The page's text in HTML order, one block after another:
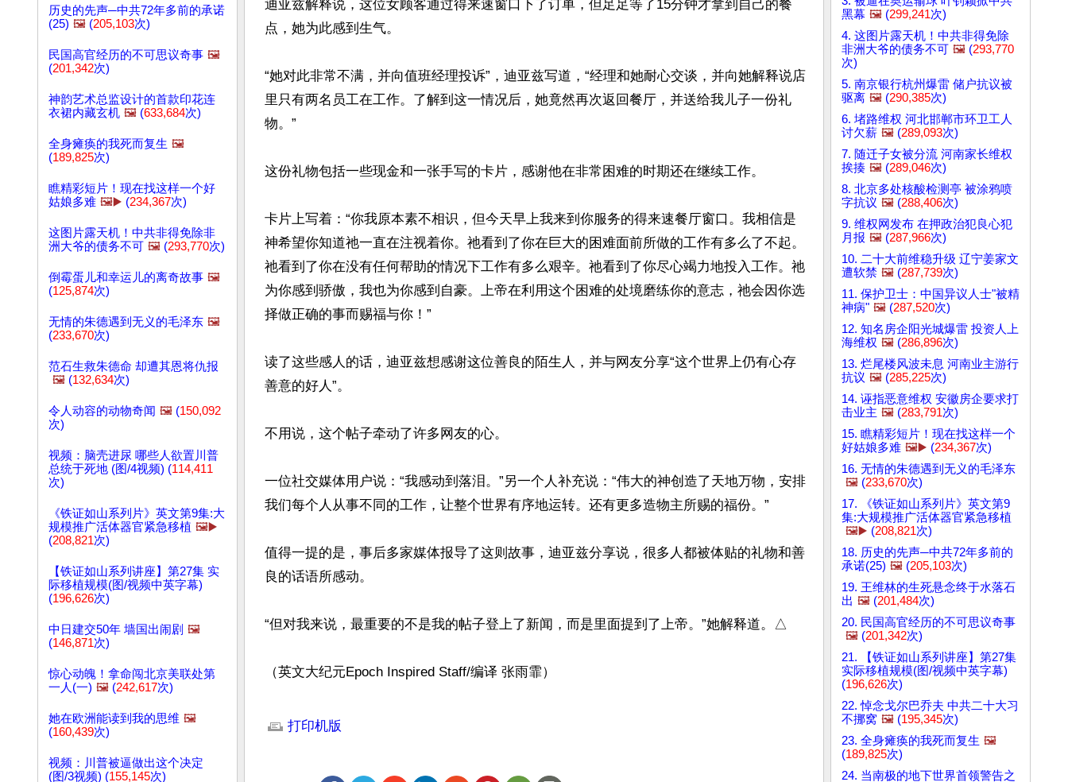
历史的先声─中共72年多前的承诺
(25) 🖼️ (205,103次)
民国高官经历的不可思议奇事 🖼️
(201,342次)
神韵艺术总监设计的首款印花连
衣裙内藏玄机 🖼️ (633,684次)
全身瘫痪的我死而复生 🖼️
(189,825次)
瞧精彩短片！现在找这样一个好
姑娘多难 🖼️▶️ (234,367次)
这图片露天机！中共非得免除非
洲大爷的债务不可 🖼️ (293,770次)
倒霉蛋儿和幸运儿的离奇故事 🖼️
(125,874次)
无情的朱德遇到无义的毛泽东 🖼️
(233,670次)
范石生救朱德命 却遭其恩将仇报
🖼️ (132,634次)
令人动容的动物奇闻 🖼️ (150,092
次)
视频：脑壳进尿 哪些人欲置川普
总统于死地 (图/4视频) (114,411
次)
《铁证如山系列片》英文第9集:大
规模推广活体器官紧急移植 🖼️▶️
(208,821次)
【铁证如山系列讲座】第27集 实
际移植规模(图/视频中英字幕)
(196,626次)
中日建交50年 墙国出闹剧 🖼️
(146,871次)
惊心动魄！拿命闯北京美联处第
一人(一) 🖼️ (242,617次)
她在欧洲能读到我的思维 🖼️
(160,439次)
视频：川普被逼做出这个决定
(图/3视频) (155,145次)
迪亚兹解释说，这位女顾客通过得来速窗口下了订单，但足足等了15分钟才拿到自己的餐
点，她为此感到生气。
“她对此非常不满，并向值班经理投诉”，迪亚兹写道，“经理和她耐心交谈，并向她解释说店
里只有两名员工在工作。了解到这一情况后，她竟然再次返回餐厅，并送给我儿子一份礼
物。”
这份礼物包括一些现金和一张手写的卡片，感谢他在非常困难的时期还在继续工作。
卡片上写着：“你我原本素不相识，但今天早上我来到你服务的得来速餐厅窗口。我相信是
神希望你知道祂一直在注视着你。祂看到了你在巨大的困难面前所做的工作有多么了不起。
祂看到了你在没有任何帮助的情况下工作有多么艰辛。祂看到了你尽心竭力地投入工作。祂
为你感到骄傲，我也为你感到自豪。上帝在利用这个困难的处境磨练你的意志，祂会因你选
择做正确的事而赐福与你！”
读了这些感人的话，迪亚兹想感谢这位善良的陌生人，并与网友分享“这个世界上仍有心存
善意的好人”。
不用说，这个帖子牵动了许多网友的心。
一位社交媒体用户说：“我感动到落泪。”另一个人补充说：“伟大的神创造了天地万物，安排
我们每个人从事不同的工作，让整个世界有序地运转。还有更多造物主所赐的福份。”
值得一提的是，事后多家媒体报导了这则故事，迪亚兹分享说，很多人都被体贴的礼物和善
良的话语所感动。
“但对我来说，最重要的不是我的帖子登上了新闻，而是里面提到了上帝。”她解释道。△
（英文大纪元Epoch Inspired Staff/编译 张雨霏）
打印机版
黑幕 🖼️ (299,241次)
4. 这图片露天机！中共非得免除
非洲大爷的债务不可 🖼️ (293,770
次)
5. 南京银行杭州爆雷 储户抗议被
驱离 🖼️ (290,385次)
6. 堵路维权 河北邯郸市环卫工人
讨欠薪 🖼️ (289,093次)
7. 随迁子女被分流 河南家长维权
挨揍 🖼️ (289,046次)
8. 北京多处核酸检测亭 被涂鸦喷
字抗议 🖼️ (288,406次)
9. 维权网发布 在押政治犯良心犯
月报 🖼️ (287,966次)
10. 二十大前维稳升级 辽宁姜家文
遭软禁 🖼️ (287,739次)
11. 保护卫士：中国异议人士"被精
神病" 🖼️ (287,520次)
12. 知名房企阳光城爆雷 投资人上
海维权 🖼️ (286,896次)
13. 烂尾楼风波未息 河南业主游行
抗议 🖼️ (285,225次)
14. 诬指恶意维权 安徽房企要求打
击业主 🖼️ (283,791次)
15. 瞧精彩短片！现在找这样一个
好姑娘多难 🖼️▶️ (234,367次)
16. 无情的朱德遇到无义的毛泽东
🖼️ (233,670次)
17. 《铁证如山系列片》英文第9
集:大规模推广活体器官紧急移植
🖼️▶️ (208,821次)
18. 历史的先声─中共72年多前的
承诺(25) 🖼️ (205,103次)
19. 王维林的生死悬念终于水落石
出 🖼️ (201,484次)
20. 民国高官经历的不可思议奇事
🖼️ (201,342次)
21. 【铁证如山系列讲座】第27集
实际移植规模(图/视频中英字幕)
(196,626次)
22. 悼念戈尔巴乔夫 中共二十大习
不挪窝 🖼️ (195,345次)
23. 全身瘫痪的我死而复生 🖼️
(189,825次)
24. 当南极的地下世界首领警告之